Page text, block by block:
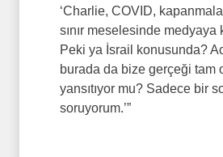
‘Charlie, COVID,
sınır meselesinde medyaya
Peki ya İsrail konusunda?
burada da bize gerçeği tam
yansıtıyor mu? Sadece bir
soruyorum.’”